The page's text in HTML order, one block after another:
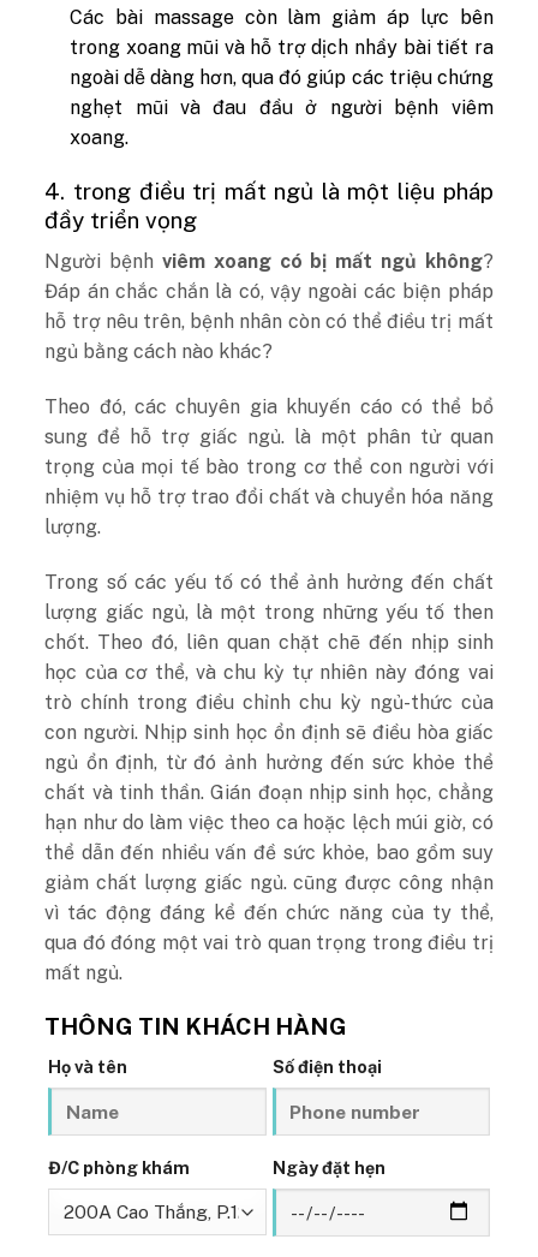
Các bài massage còn làm giảm áp lực bên
trong xoang mũi và hỗ trợ dịch nhầy bài tiết ra
ngoài dễ dàng hơn, qua đó giúp các triệu chứng
nghẹt mũi và đau đầu ở người bệnh viêm
xoang.
4. trong điều trị mất ngủ là một liệu pháp
đầy triển vọng
Người bệnh viêm xoang có bị mất ngủ không?
Đáp án chắc chắn là có, vậy ngoài các biện pháp
hỗ trợ nêu trên, bệnh nhân còn có thể điều trị mất
ngủ bằng cách nào khác?
Theo đó, các chuyên gia khuyến cáo có thể bổ
sung để hỗ trợ giấc ngủ. là một phân tử quan
trọng của mọi tế bào trong cơ thể con người với
nhiệm vụ hỗ trợ trao đổi chất và chuyển hóa năng
lượng.
Trong số các yếu tố có thể ảnh hưởng đến chất
lượng giấc ngủ, là một trong những yếu tố then
chốt. Theo đó, liên quan chặt chẽ đến nhịp sinh
học của cơ thể, và chu kỳ tự nhiên này đóng vai
trò chính trong điều chỉnh chu kỳ ngủ-thức của
con người. Nhịp sinh học ổn định sẽ điều hòa giấc
ngủ ổn định, từ đó ảnh hưởng đến sức khỏe thể
chất và tinh thần. Gián đoạn nhịp sinh học, chẳng
hạn như do làm việc theo ca hoặc lệch múi giờ, có
thể dẫn đến nhiều vấn đề sức khỏe, bao gồm suy
giảm chất lượng giấc ngủ. cũng được công nhận
vì tác động đáng kể đến chức năng của ty thể,
qua đó đóng một vai trò quan trọng trong điều trị
mất ngủ.
THÔNG TIN KHÁCH HÀNG
Họ và tên Số điện thoại
Đ/C phòng khám Ngày đặt hẹn